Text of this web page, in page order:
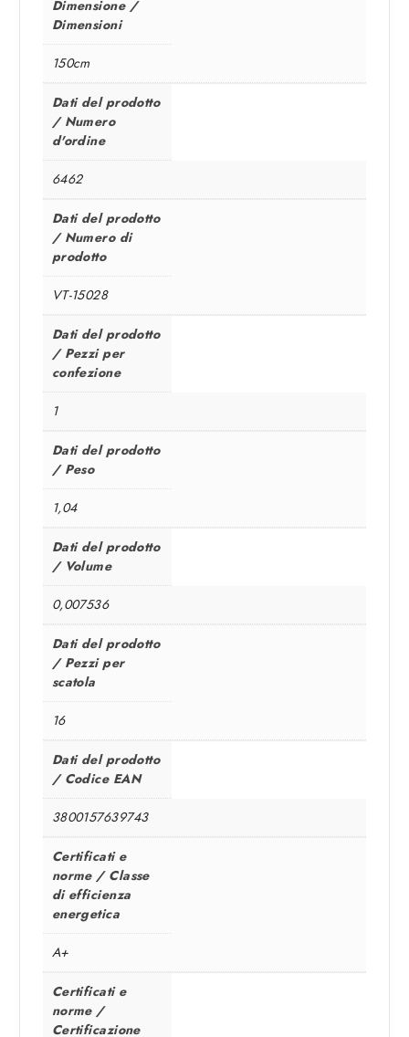
Dimensione /
Dimensioni
150cm
Dati del prodotto
/ Numero
d'ordine
6462
Dati del prodotto
/ Numero di
prodotto
VT-15028
Dati del prodotto
/ Pezzi per
confezione
1
Dati del prodotto
/ Peso
1,04
Dati del prodotto
/ Volume
0,007536
Dati del prodotto
/ Pezzi per
scatola
16
Dati del prodotto
/ Codice EAN
3800157639743
Certificati e
norme / Classe
di efficienza
energetica
A+
Certificati e
norme /
Certificazione